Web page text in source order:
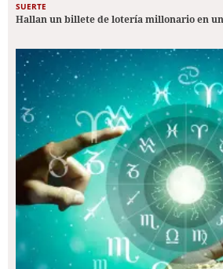
SUERTE
Hallan un billete de lotería millonario en